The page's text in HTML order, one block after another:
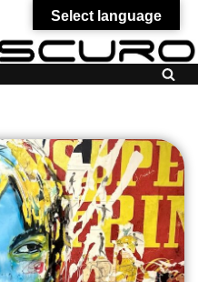
Select language